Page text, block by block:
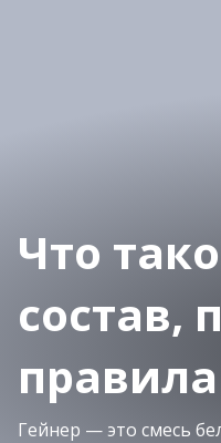
Что
состав,
Гейнер — это смесь